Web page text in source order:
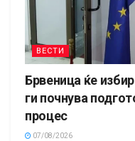
ВЕСТИ
Брвеница ќе
ги почнува
процес
07/08/2026